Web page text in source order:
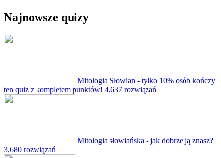
Najnowsze quizy
Mitologia Słowian - tylko 10% osób kończy
ten quiz z kompletem punktów! 4,637 rozwiązań
Mitologia słowiańska - jak dobrze ją znasz?
3,680 rozwiązań